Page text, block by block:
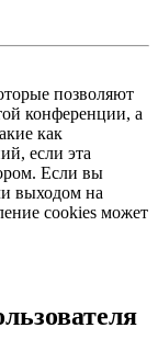
позволяют
конференции, а
как
если эта
Если вы
выходом на
cookies может